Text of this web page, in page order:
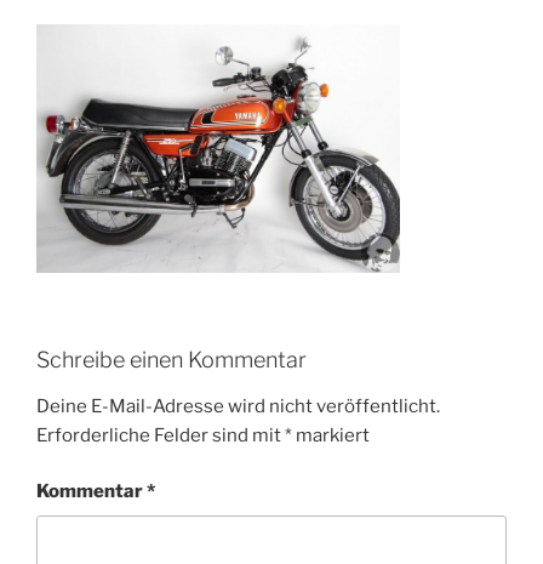
Schreibe einen Kommentar
Deine E-Mail-Adresse wird nicht veröffentlicht.
Erforderliche Felder sind mit* markiert
Kommentar*